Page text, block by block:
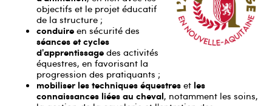
objectifs et le projet éducatif
de la structure ;
conduire en sécurité des
séances et cycles
d'apprentissage des activités
équestres, en favorisant la
progression des pratiquants ;
mobiliser les techniques équestres et les
connaissances liées au cheval, notamment les soins,